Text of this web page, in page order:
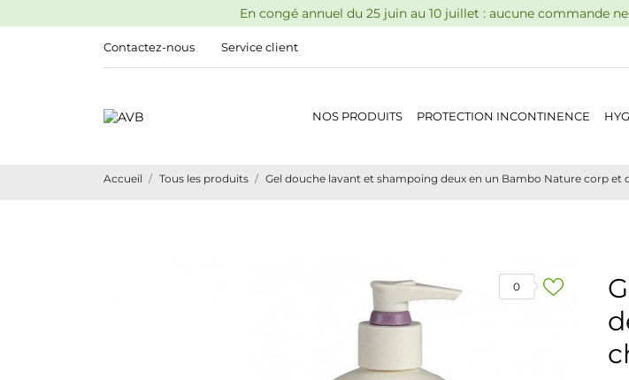
En congé annuel du 25 juin au 10 juillet : aucune commande
Contactez-nous Service client
NOS PRODUITS PROTECTION INCONTINENCE
Accueil Tous les produits Gel douche lavant et shampoing deux en un Bambo Nature corp et
0